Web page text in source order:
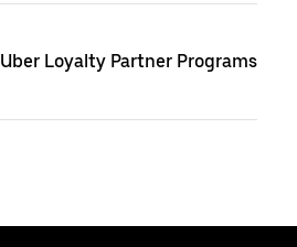
Uber Loyalty Partner Programs